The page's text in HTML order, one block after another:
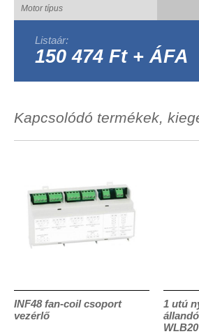
Motor típus
Listaár:
150 474 Ft + ÁFA
Kapcsolódó termékek,
INF48 fan-coil csoport
vezérlő
1 utú
WLB20